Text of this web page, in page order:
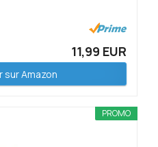
11,99 EUR
sur Amazon
PROMO